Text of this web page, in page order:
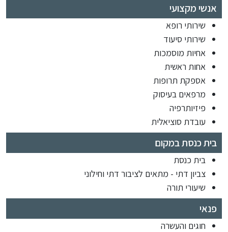
אנשי מקצועי
שירותי רופא
שירותי סיעוד
אחיות מוסמכות
אחות ראשית
אספקת תרופות
מרפאים בעיסוק
פיזיותרפיה
עובדת סוציאלית
בית כנסת במקום
בית כנסת
צביון דתי - מתאים לציבור דתי וחילוני
שיעורי תורה
פנאי
חוגים והעשרה